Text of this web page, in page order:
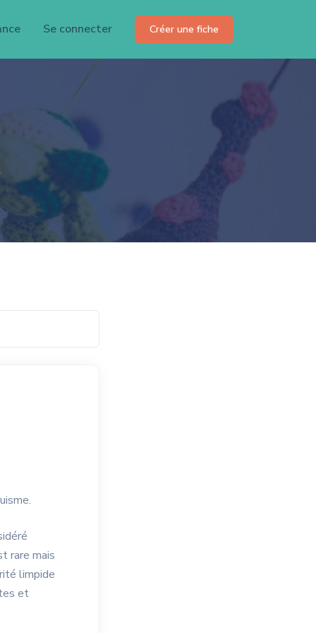
Se connecter Créer une fiche
rare mais
limpide
et